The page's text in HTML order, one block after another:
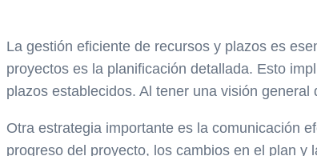
La gestión eficiente de recursos y plazos es
proyectos es la planificación detallada. Esto
plazos establecidos. Al tener una visión
Otra estrategia importante es la comunicación
progreso del proyecto, los cambios en el plan